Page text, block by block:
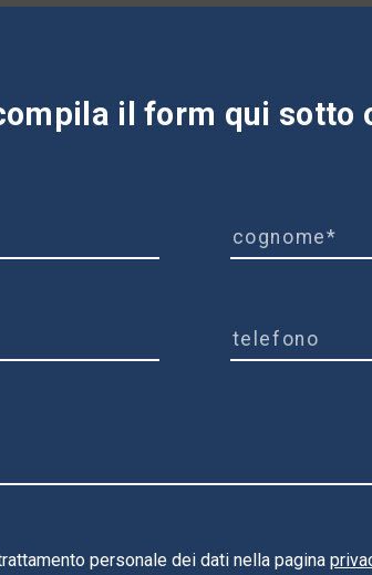
il form qui sotto
personale dei dati nella pagina